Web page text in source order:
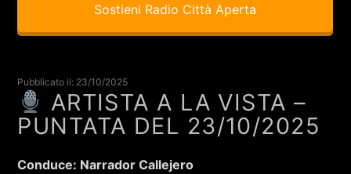
SELEZIONI MUSICALI
RCA - Radio città aperta
Sostieni Radio Città Aperta
Pubblicato il: 23/10/2025
ARTISTA A LA VISTA –
PUNTATA DEL 23/10/2025
Conduce: Narrador Callejero